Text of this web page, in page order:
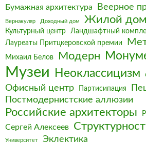
Бумажная архитектура Веерное
Вернакуляр Доходный дом Жилой дом
Культурный центр
Ландшафтный
Лауреаты Притцкеровской премии
Михаил Белов Модерн
Музеи Неоклассицизм
Офисный центр Партисипация
Постмодернистские аллюзии
Российские архитекторы
Сергей Алексеев
Университет Эклектика